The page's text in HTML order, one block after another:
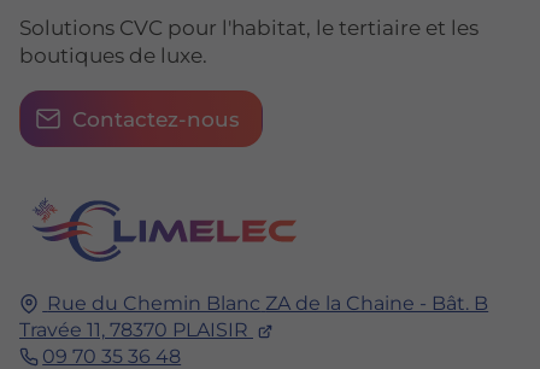
Rue du Chemin Blanc ZA de la Chaine - Bât. B
Travée 11, 78370 PLAISIR
09 70 35 36 48
Solutions CVC pour l'habitat, le tertiaire et les
boutiques de luxe.
Contactez-nous